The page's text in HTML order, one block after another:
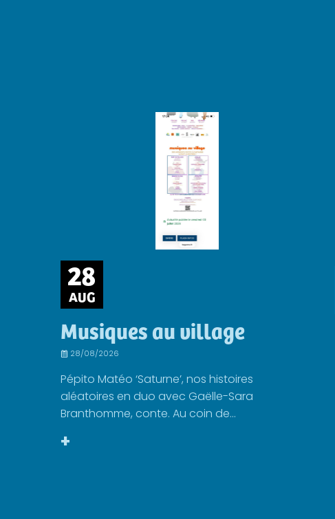
28
AUG
Musiques au village
28/08/2026
Pépito Matéo ‘Saturne’, nos histoires
aléatoires en duo avec Gaëlle-Sara
Branthomme, conte. Au coin de...
+